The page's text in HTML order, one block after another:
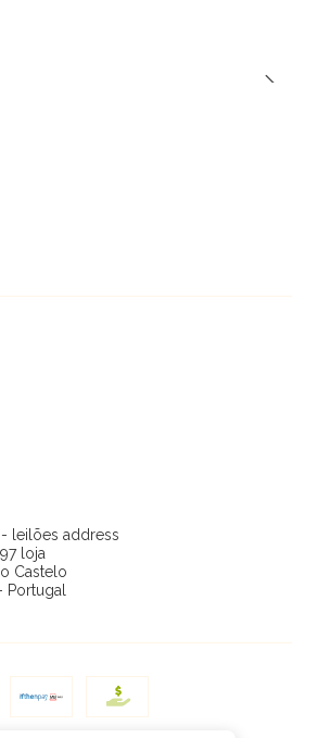
leilões address
loja
Castelo